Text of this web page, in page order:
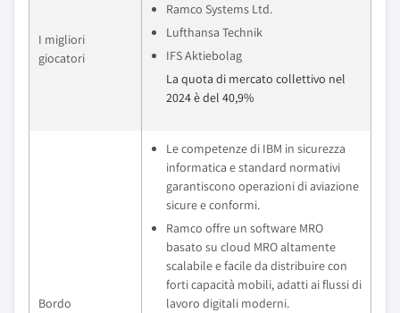
I migliori
giocatori
Ramco Systems Ltd.
Lufthansa Technik
IFS Aktiebolag
La quota di mercato collettivo nel
2024 è del 40,9%
Bordo
Le competenze di IBM in sicurezza
informatica e standard normativi
garantiscono operazioni di aviazione
sicure e conformi.
Ramco offre un software MRO
basato su cloud MRO altamente
scalabile e facile da distribuire con
forti capacità mobili, adatti ai flussi di
lavoro digitali moderni.